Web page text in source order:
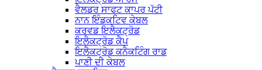
ਵੈਲਡਰ ਸਾਫਟ ਕਾਪਰ ਪੱਟੀ
ਨਾਨ ਇੰਡਕਟਿਵ ਕੇਬਲ
ਕਰਵਡ ਇਲੈਕਟ੍ਰੋਡ
ਇਲੈਕਟ੍ਰੋਡ ਕੈਪ
ਇਲੈਕਟ੍ਰੋਡ ਕਨੈਕਟਿੰਗ ਰਾਡ
ਪਾਣੀ ਦੀ ਕੇਬਲ